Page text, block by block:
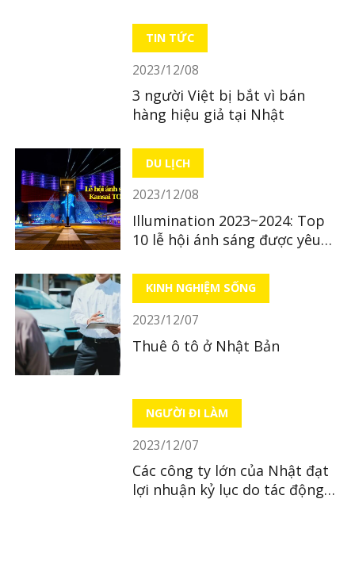
TIN TỨC
2023/12/08
3 người Việt bị bắt vì bán
hàng hiệu giả tại Nhật
DU LỊCH
2023/12/08
Illumination 2023~2024: Top
10 lễ hội ánh sáng được yêu
KINH NGHIỆM SỐNG
2023/12/07
Thuê ô tô ở Nhật Bản
NGƯỜI ĐI LÀM
2023/12/07
Các công ty lớn của Nhật đạt
lợi nhuận kỷ lục do tác động